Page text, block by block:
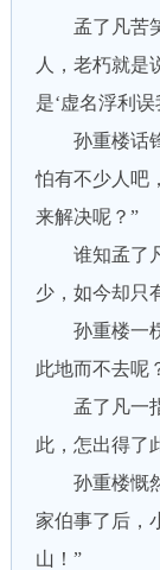
孟了凡苦笑
人，老朽就是
是‘虚名浮利误
孙重楼话锋
怕有不少人吧
来解决呢？”
谁知孟了凡
少，如今却只
孙重楼一楞
此地而不去呢
孟了凡一指
此，怎出得了
孙重楼慨然
家伯事了后，
山！”